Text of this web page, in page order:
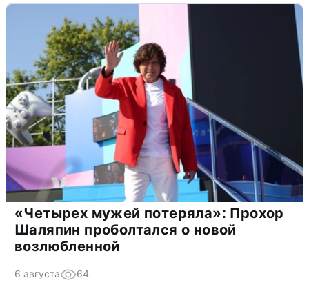
«Четырех мужей потеряла»: Прохор
Шаляпин проболтался о новой
возлюбленной
6 августа 64